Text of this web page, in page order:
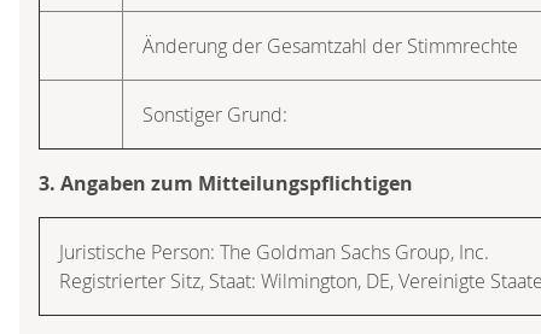
Änderung der Gesamtzahl der Stimmrechte
Sonstiger Grund:
3. Angaben zum Mitteilungspflichtigen
Juristische Person: The Goldman Sachs Group, Inc.
Registrierter Sitz, Staat: Wilmington, DE, Vereinigte